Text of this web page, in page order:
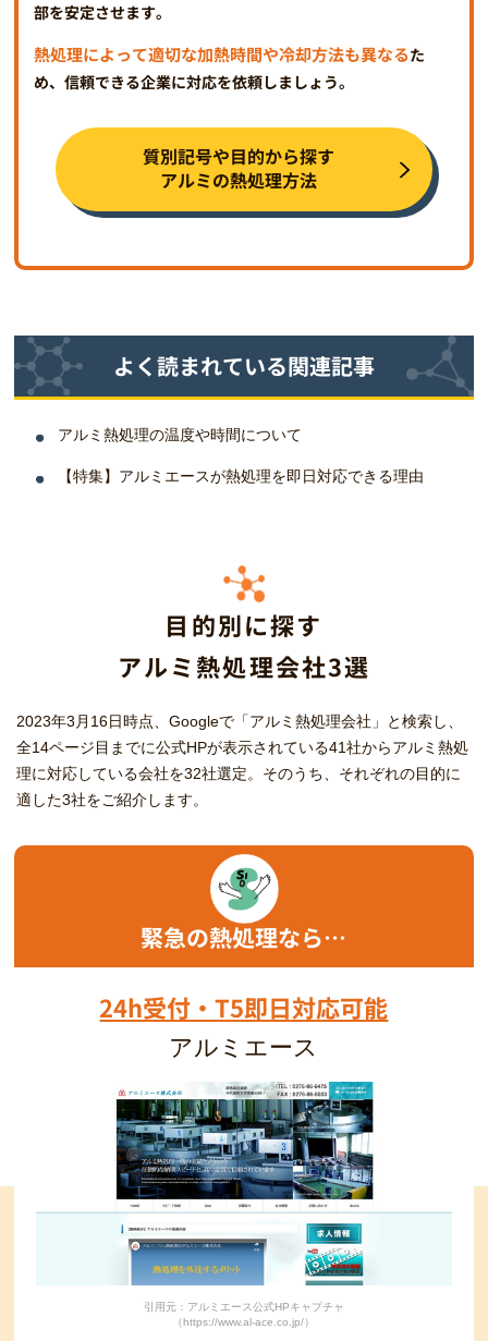
部を安定させます。
熱処理によって適切な加熱時間や冷却方法も異なるた
め、信頼できる企業に対応を依頼しましょう。
質別記号や目的から探す
アルミの熱処理方法
よく読まれている関連記事
アルミ熱処理の温度や時間について
【特集】アルミエースが熱処理を即日対応できる理由
目的別に探す
アルミ熱処理会社3選
2023年3月16日時点、Googleで「アルミ熱処理会社」と検索し、
全14ページ目までに公式HPが表示されている41社からアルミ熱処
理に対応している会社を32社選定。そのうち、それぞれの目的に
適した3社をご紹介します。
緊急の熱処理なら…
24h受付・T5即日対応可能
アルミエース
引用元：アルミエース公式HPキャプチャ
（https://www.al-ace.co.jp/）